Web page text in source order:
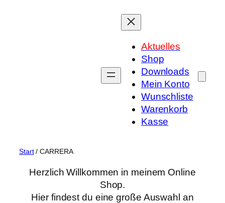
Aktuelles
Shop
Downloads
Mein Konto
Wunschliste
Warenkorb
Kasse
Start/ CARRERA
Herzlich Willkommen in meinem Online
Shop.
Hier findest du eine große Auswahl an